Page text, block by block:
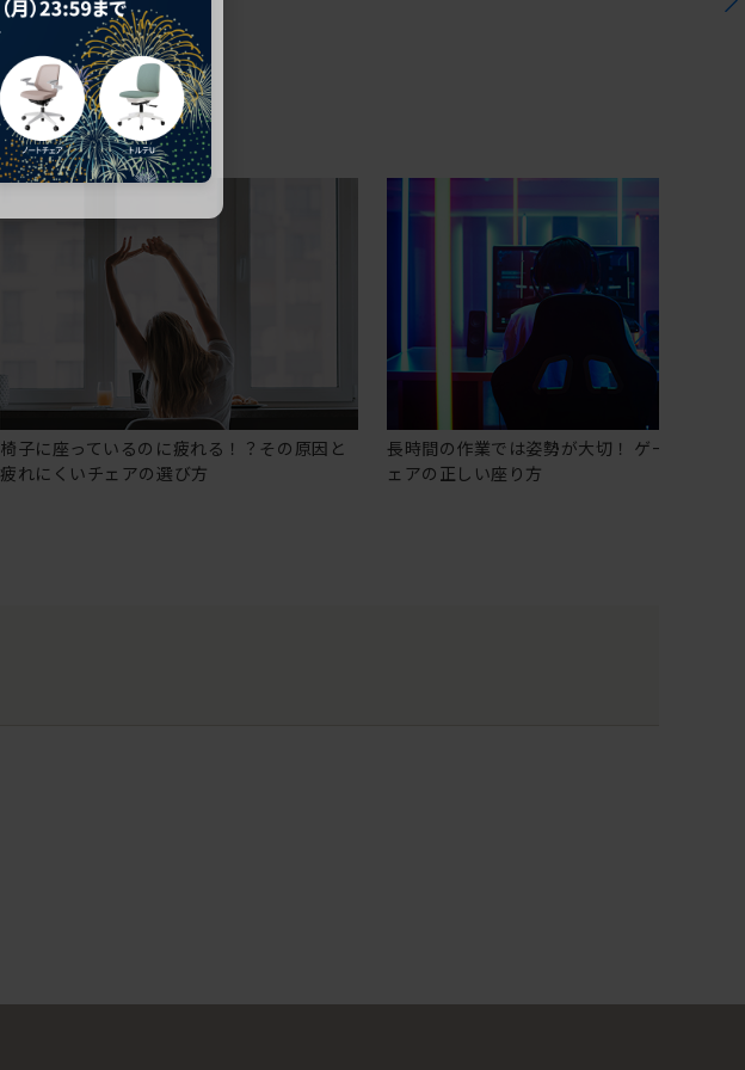
椅子に座っているのに疲れる！？その原因と
疲れにくいチェアの選び方
長時間の作業では姿勢が大切！ ゲーミングチ
ェアの正しい座り方